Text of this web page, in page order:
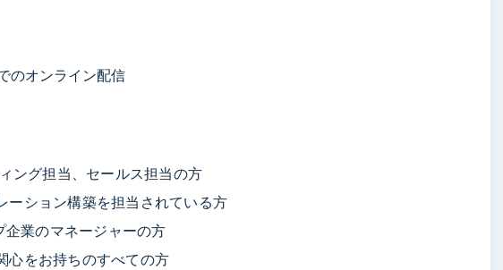
のオンライン配信
ング担当、セールス担当の方
ーション構築を担当されている方
業のマネージャーの方
心をお持ちのすべての方